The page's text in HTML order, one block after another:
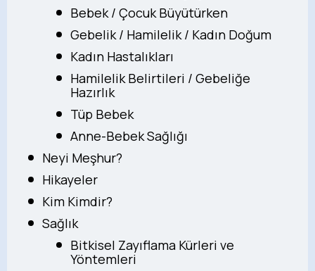
Bebek / Çocuk Büyütürken
Gebelik / Hamilelik / Kadın Doğum
Kadın Hastalıkları
Hamilelik Belirtileri / Gebeliğe
Hazırlık
Tüp Bebek
Anne-Bebek Sağlığı
Neyi Meşhur?
Hikayeler
Kim Kimdir?
Sağlık
Bitkisel Zayıflama Kürleri ve
Yöntemleri